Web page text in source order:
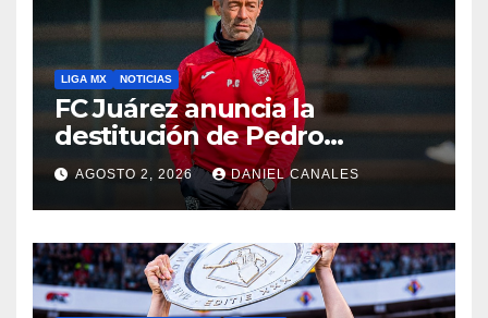
LIGA MX NOTICIAS
FC Juárez anuncia la
destitución de Pedro
Caixinha
AGOSTO 2, 2026 DANIEL CANALES